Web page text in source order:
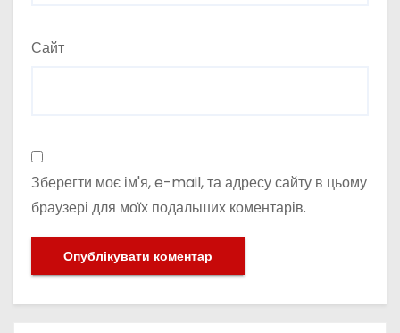
Сайт
Зберегти моє ім'я, e-mail, та адресу сайту в цьому
браузері для моїх подальших коментарів.